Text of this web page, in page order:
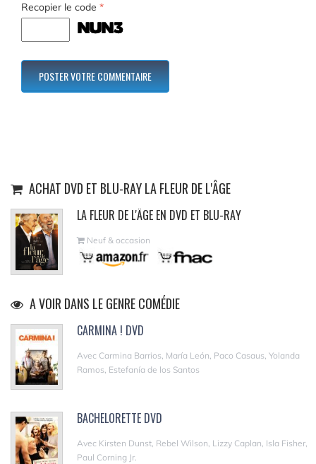
Recopier le code *
ACHAT DVD ET BLU-RAY LA FLEUR DE L'ÂGE
LA FLEUR DE L'ÂGE EN DVD ET BLU-RAY
Neuf & occasion
A VOIR DANS LE GENRE COMÉDIE
CARMINA ! DVD
Avec Carmina Barrios, María León, Paco Casaus, Yolanda
Ramos, Estefanía de los Santos
BACHELORETTE DVD
Avec Kirsten Dunst, Rebel Wilson, Lizzy Caplan, Isla Fisher,
Paul Corning Jr.